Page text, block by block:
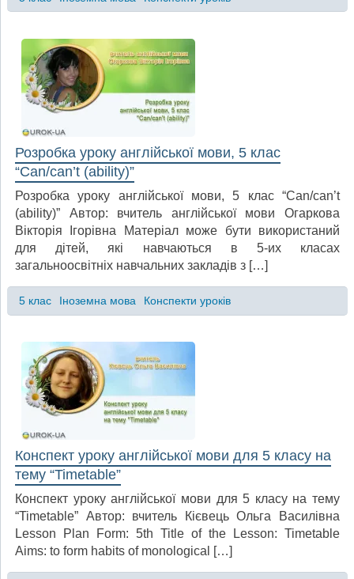
Розробка уроку англійської мови, 5 клас
“Can/can’t (ability)”
Розробка уроку англійської мови, 5 клас “Can/can’t
(ability)” Автор: вчитель англійської мови Огаркова
Вікторія Ігорівна Матеріал може бути використаний
для дітей, які навчаються в 5-их класах
загальноосвітніх навчальних закладів з […]
5 клас Іноземна мова Конспекти уроків
Конспект уроку англійської мови для 5 класу на
тему “Timetable”
Конспект уроку англійської мови для 5 класу на тему
“Timetable” Автор: вчитель Кієвець Ольга Василівна
Lesson Plan Form: 5th Title of the Lesson: Timetable
Aims: to form habits of monological […]